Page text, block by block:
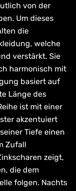
von der
Um dieses
die
welche
verstärkt. Sie
harmonisch mit
basiert auf
Länge des
ist mit einer
akzentuiert
Tiefe einen
Zufall
zeigt,
die dem
folgen. Nachts